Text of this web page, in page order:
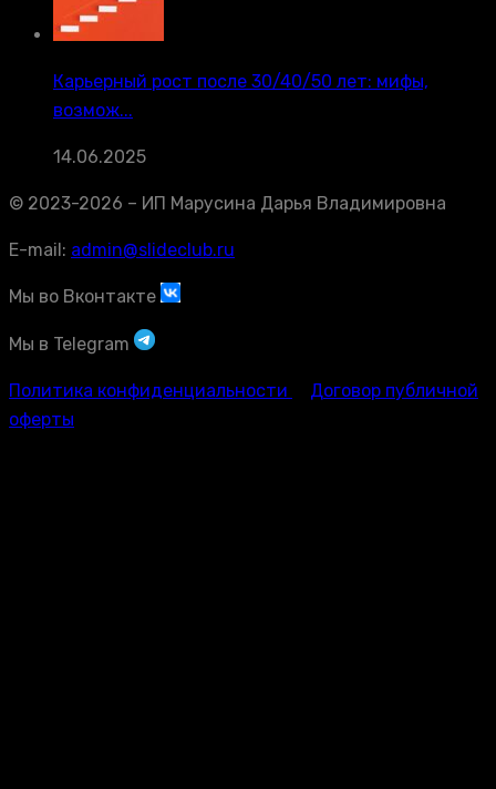
Карьерный рост после 30/40/50 лет: мифы,
возмож...
14.06.2025
© 2023-2026 – ИП Марусина Дарья Владимировна
E-mail: admin@slideclub.ru
Мы во Вконтакте
Мы в Telegram
Политика конфиденциальности
Договор публичной
оферты